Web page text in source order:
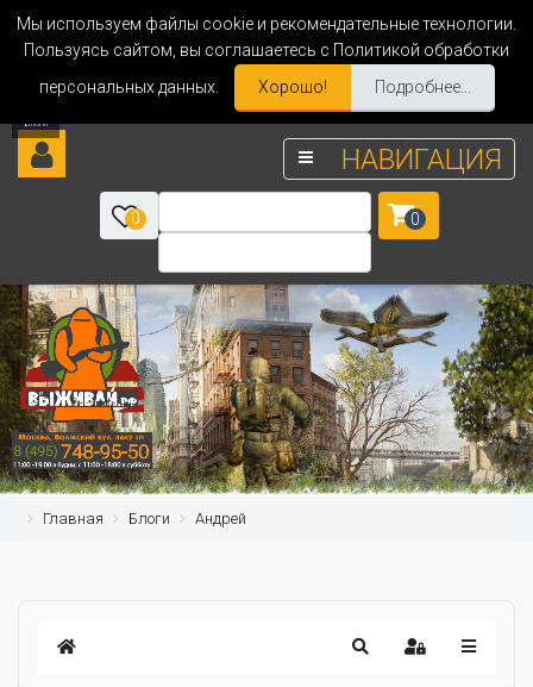
Мы используем файлы cookie и рекомендательные технологии.
Пользуясь сайтом, вы соглашаетесь с Политикой обработки
персональных данных.
Хорошо! Подробнее...
НАВИГАЦИЯ
0 0
Главная Блоги Андрей